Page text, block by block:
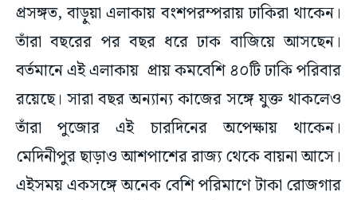
প্রসঙ্গত, বাড়ুয়া এলাকায় বংশপরম্পরায় ঢাকিরা থাকেন।
তাঁরা বছরের পর বছর ধরে ঢাক বাজিয়ে আসছেন।
বর্তমানে এই এলাকায় প্রায় কমবেশি ৪০টি ঢাকি পরিবার
রয়েছে। সারা বছর অন্যান্য কাজের সঙ্গে যুক্ত থাকলেও
তাঁরা পুজোর এই চারদিনের অপেক্ষায় থাকেন।
মেদিনীপুর ছাড়াও আশপাশের রাজ্য থেকে বায়না আসে।
এইসময় একসঙ্গে অনেক বেশি পরিমাণে টাকা রোজগার